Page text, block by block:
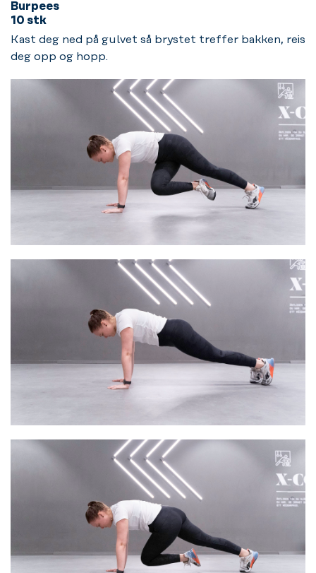
Burpees
10 stk
Kast deg ned på gulvet så brystet treffer bakken, reis
deg opp og hopp.